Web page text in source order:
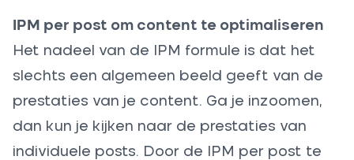
IPM per post om content te optimaliseren
Het nadeel van de IPM formule is dat het
slechts een algemeen beeld geeft van de
prestaties van je content. Ga je inzoomen,
dan kun je kijken naar de prestaties van
individuele posts. Door de IPM per post te